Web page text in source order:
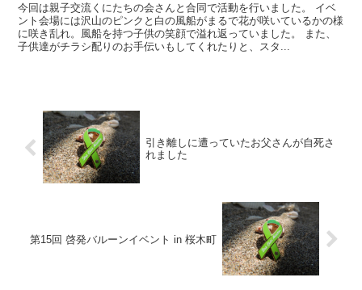
今回は親子交流くにたちの会さんと合同で活動を行いました。 イベ
ント会場には沢山のピンクと白の風船がまるで花が咲いているかの様
に咲き乱れ。風船を持つ子供の笑顔で溢れ返っていました。 また、
子供達がチラシ配りのお手伝いもしてくれたりと、スタ...
引き離しに遭っていたお父さんが自死さ
れました
第15回 啓発バルーンイベント in 桜木町